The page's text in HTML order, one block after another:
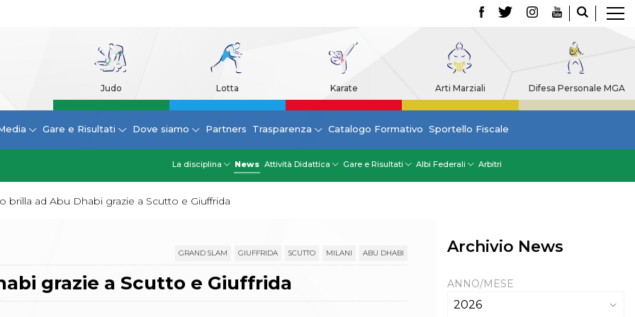
Judo Lotta Karate Arti Marziali Difesa Personale MGA
Gare e Risultati Dove siamo Partners Trasparenza Catalogo Formativo Sportello Fiscale
La disciplina News Attività Didattica Gare e Risultati Albi Federali Arbitri
brilla ad Abu Dhabi grazie a Scutto e Giuffrida
GRAND SLAM GIUFFRIDA SCUTTO MILANI ABU DHABI
grazie a Scutto e Giuffrida
Archivio News
ANNO/MESE
2026